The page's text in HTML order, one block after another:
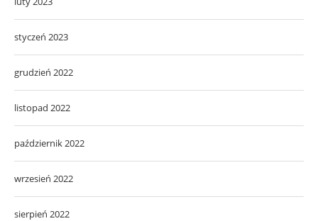
styczeń 2023
grudzień 2022
listopad 2022
październik 2022
wrzesień 2022
sierpień 2022